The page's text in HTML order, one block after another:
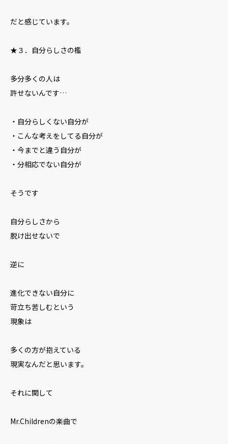
だと感じています。
★３．自分らしさの檻
多分多くの人は
許せないんです…
・自分らしくない自分が
・こんな考えをしてる自分が
・今までと違う自分が
・分相応でない自分が
そうです
自分らしさから
脱け出せないで
逆に
進化できない自分に
苛立ち苦しむという
現象は
多くの方が抱えている
現実なんだと思います。
それに関して
Mr.Childrenの楽曲で